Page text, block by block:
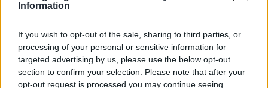
Information
If you wish to opt-out of the sale, sharing to third parties, or
processing of your personal or sensitive information for
targeted advertising by us, please use the below opt-out
section to confirm your selection. Please note that after your
opt-out request is processed you may continue seeing
H METLEN γίνεται η πρώτη ελληνική
εταιρεία με βεβαίωση συμμόρφωσης
στο νέο διεθνές πρότυπο ISO 37009
για τη διαχείριση συγκρούσεων